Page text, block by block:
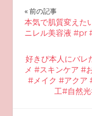
投
稿
ナ
ビ
前の記事
本気で肌質変えた
ニレル美容液 #pr
好きぴ本人にバ
メ #スキンケア #
#メイク #アクア
工#自然